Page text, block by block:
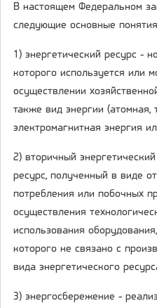
В настоящем Федеральном
следующие основные
1) энергетический ресурс -
которого используется или
осуществлении
также вид энергии (атомная,
электромагнитная энергия
2) вторичный
ресурс, полученный в виде
потребления или побочных
осуществления
использования
которого не связано с
вида энергетического
3) энергосбережение -